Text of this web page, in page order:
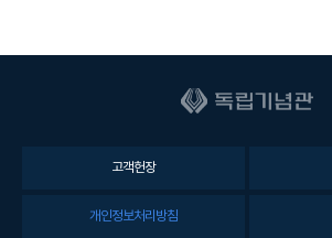
고객헌장
개인정보처리방침